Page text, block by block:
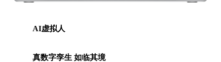
AI虚拟人
真数字孪生 如临其境